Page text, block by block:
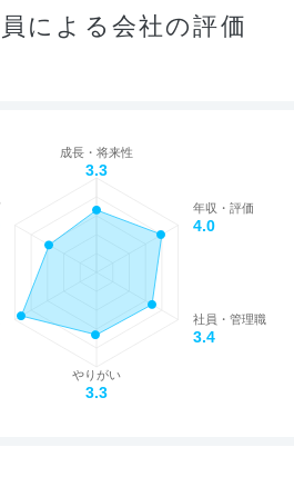
による会社の評価
成長・将来性
3.3
年収・評価
4.0
社員・管理職
3.4
やりがい
3.3